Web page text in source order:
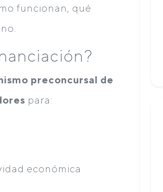
funcionan, qué
preconcursal de
para:
económica